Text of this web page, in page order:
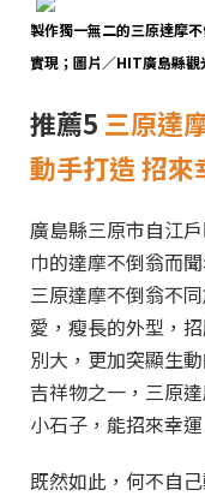
製作獨一無二的三原達摩
實現；圖片／HIT廣島縣觀
推薦5 三原達
動手打造 招來
廣島縣三原市自江
巾的達摩不倒翁而
三原達摩不倒翁不
愛，瘦長的外型，
別大，更加突顯生
吉祥物之一，三原
小石子，能招來幸
既然如此，何不自